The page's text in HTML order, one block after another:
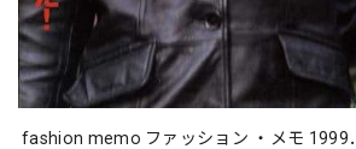
fashion memo ファッション ・メモ 1999